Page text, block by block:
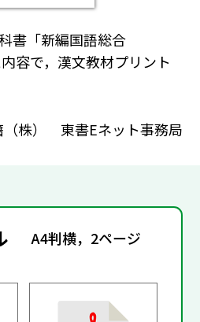
書「新編国語総合
容で，漢文教材プリント
（株） 東書Eネット事務局
A4判横，2ページ